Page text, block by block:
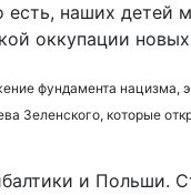
наших детей
оккупации
фундамента нацизма,
Зеленского, которые
и Польши.